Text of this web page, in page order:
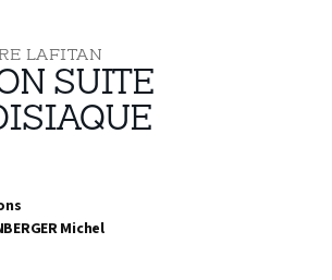
LAFITAN
SUITE
Michel